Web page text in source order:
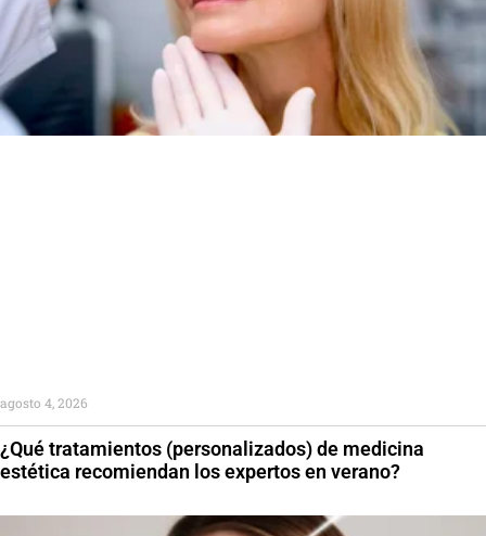
¿Qué tratamientos (personalizados) de medicina
estética recomiendan los expertos en verano?
agosto 4, 2026